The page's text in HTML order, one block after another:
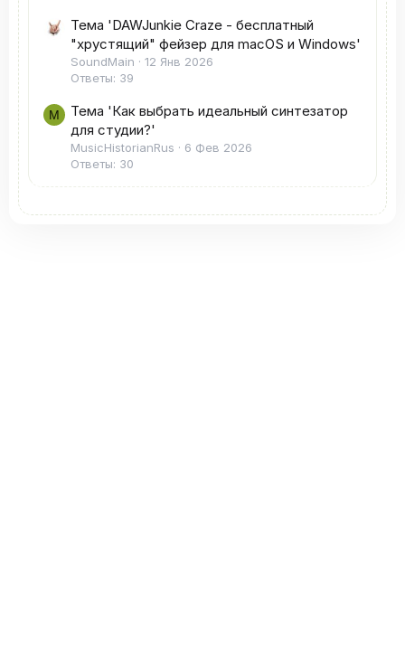
Тема 'DAWJunkie Craze - бесплатный
"хрустящий" фейзер для macOS и Windows'
SoundMain
12 Янв 2026
Ответы: 39
M
Тема 'Как выбрать идеальный синтезатор
для студии?'
MusicHistorianRus
6 Фев 2026
Ответы: 30